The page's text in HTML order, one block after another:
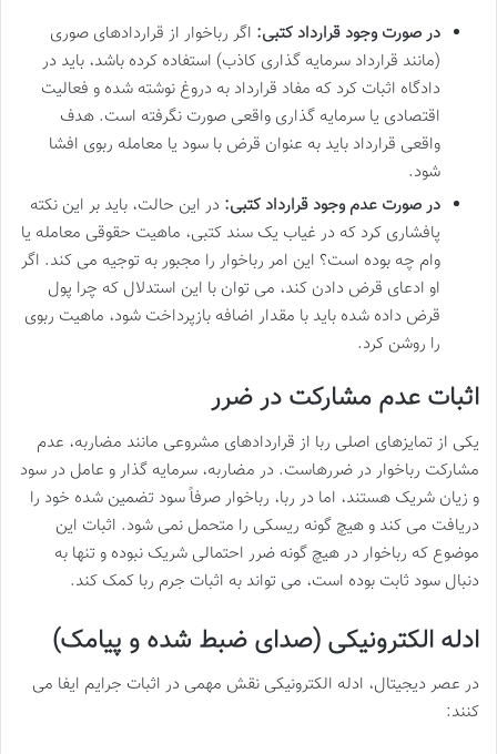
در صورت وجود قرارداد کتبی: اگر رباخوار از قراردادهای صوری
(مانند قرارداد سرمایه گذاری کاذب) استفاده کرده باشد، باید در
دادگاه اثبات کرد که مفاد قرارداد به دروغ نوشته شده و فعالیت
اقتصادی یا سرمایه گذاری واقعی صورت نگرفته است. هدف
واقعی قرارداد باید به عنوان قرض با سود یا معامله ربوی افشا
شود.
در صورت عدم وجود قرارداد کتبی: در این حالت، باید بر این نکته
پافشاری کرد که در غیاب یک سند کتبی، ماهیت حقوقی معامله یا
وام چه بوده است؟ این امر رباخوار را مجبور به توجیه می کند. اگر
او ادعای قرض دادن کند، می توان با این استدلال که چرا پول
قرض داده شده باید با مقدار اضافه بازپرداخت شود، ماهیت ربوی
را روشن کرد.
اثبات عدم مشارکت در ضرر
یکی از تمایزهای اصلی ربا از قراردادهای مشروعی مانند مضاربه، عدم
مشارکت رباخوار در ضررهاست. در مضاربه، سرمایه گذار و عامل در سود
و زیان شریک هستند، اما در ربا، رباخوار صرفاً سود تضمین شده خود را
دریافت می کند و هیچ گونه ریسکی را متحمل نمی شود. اثبات این
موضوع که رباخوار در هیچ گونه ضرر احتمالی شریک نبوده و تنها به
دنبال سود ثابت بوده است، می تواند به اثبات جرم ربا کمک کند.
ادله الکترونیکی (صدای ضبط شده و پیامک)
در عصر دیجیتال، ادله الکترونیکی نقش مهمی در اثبات جرایم ایفا می
کنند: